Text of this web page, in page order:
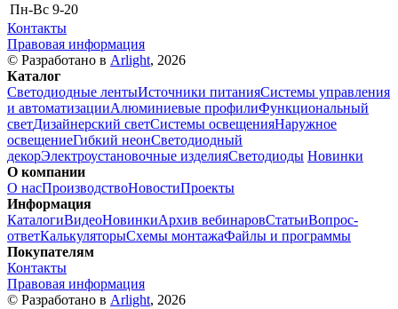
Пн-Вс 9-20
Контакты
Правовая информация
© Разработано в Arlight, 2026
Каталог
Светодиодные лентыИсточники питанияСистемы управления
и автоматизацииАлюминиевые профилиФункциональный
светДизайнерский светСистемы освещенияНаружное
освещениеГибкий неонСветодиодный
декорЭлектроустановочные изделияСветодиоды Новинки
О компании
О насПроизводствоНовостиПроекты
Информация
КаталогиВидеоНовинкиАрхив вебинаровСтатьиВопрос-
ответКалькуляторыСхемы монтажаФайлы и программы
Покупателям
Контакты
Правовая информация
© Разработано в Arlight, 2026